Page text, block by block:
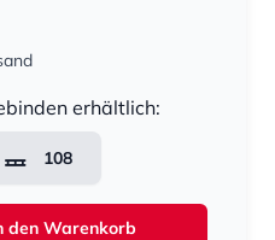
erhältlich:
108
den Warenkorb